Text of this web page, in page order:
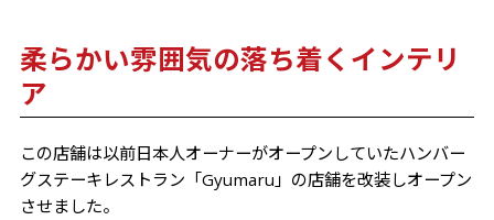
柔らかい雰囲気の落ち着くインテリ
ア
この店舗は以前日本人オーナーがオープンしていたハンバー
グステーキレストラン「Gyumaru」の店舗を改装しオープン
させました。